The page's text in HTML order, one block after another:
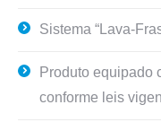
Sistema “Lava-
Produto equipado
conforme leis